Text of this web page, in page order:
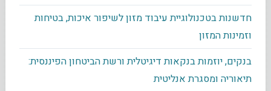
חדשנות בטכנולוגיית עיבוד מזון לשיפור איכות, בטיחות
וזמינות המזון
בנקים, יוזמות בנקאות דיגיטלית ורשת הביטחון הפיננסית:
תיאוריה ומסגרת אנליטית